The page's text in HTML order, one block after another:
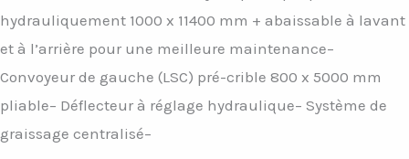
hydrauliquement 1000 x 11400 mm + abaissable à lavant
et à l’arrière pour une meilleure maintenance–
Convoyeur de gauche (LSC) pré-crible 800 x 5000 mm
pliable– Déflecteur à réglage hydraulique– Système de
graissage centralisé–